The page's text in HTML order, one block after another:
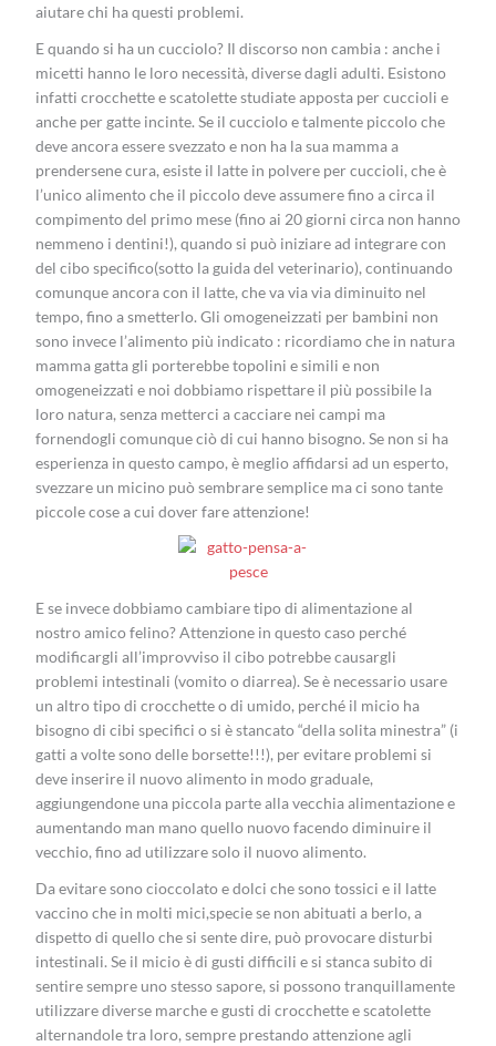
aiutare chi ha questi problemi.
E quando si ha un cucciolo? Il discorso non cambia : anche i
micetti hanno le loro necessità, diverse dagli adulti. Esistono
infatti crocchette e scatolette studiate apposta per cuccioli e
anche per gatte incinte. Se il cucciolo e talmente piccolo che
deve ancora essere svezzato e non ha la sua mamma a
prendersene cura, esiste il latte in polvere per cuccioli, che è
l’unico alimento che il piccolo deve assumere fino a circa il
compimento del primo mese (fino ai 20 giorni circa non hanno
nemmeno i dentini!), quando si può iniziare ad integrare con
del cibo specifico(sotto la guida del veterinario), continuando
comunque ancora con il latte, che va via via diminuito nel
tempo, fino a smetterlo. Gli omogeneizzati per bambini non
sono invece l’alimento più indicato : ricordiamo che in natura
mamma gatta gli porterebbe topolini e simili e non
omogeneizzati e noi dobbiamo rispettare il più possibile la
loro natura, senza metterci a cacciare nei campi ma
fornendogli comunque ciò di cui hanno bisogno. Se non si ha
esperienza in questo campo, è meglio affidarsi ad un esperto,
svezzare un micino può sembrare semplice ma ci sono tante
piccole cose a cui dover fare attenzione!
E se invece dobbiamo cambiare tipo di alimentazione al
nostro amico felino? Attenzione in questo caso perché
modificargli all’improvviso il cibo potrebbe causargli
problemi intestinali (vomito o diarrea). Se è necessario usare
un altro tipo di crocchette o di umido, perché il micio ha
bisogno di cibi specifici o si è stancato “della solita minestra” (i
gatti a volte sono delle borsette!!!), per evitare problemi si
deve inserire il nuovo alimento in modo graduale,
aggiungendone una piccola parte alla vecchia alimentazione e
aumentando man mano quello nuovo facendo diminuire il
vecchio, fino ad utilizzare solo il nuovo alimento.
Da evitare sono cioccolato e dolci che sono tossici e il latte
vaccino che in molti mici,specie se non abituati a berlo, a
dispetto di quello che si sente dire, può provocare disturbi
intestinali. Se il micio è di gusti difficili e si stanca subito di
sentire sempre uno stesso sapore, si possono tranquillamente
utilizzare diverse marche e gusti di crocchette e scatolette
alternandole tra loro, sempre prestando attenzione agli